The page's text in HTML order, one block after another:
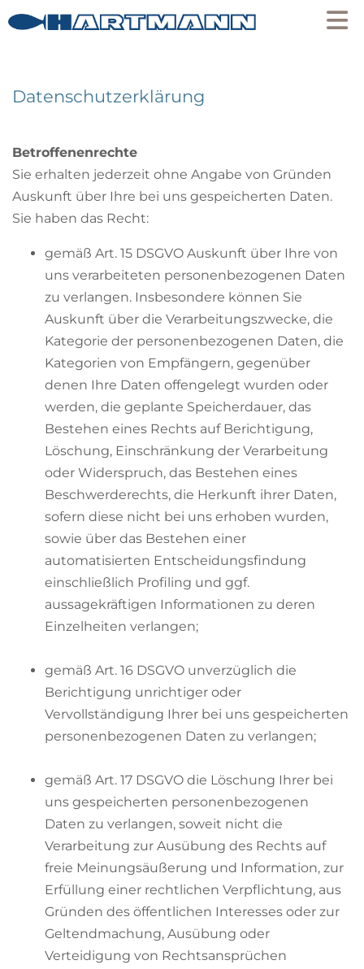
Datenschutzerklärung
Betroffenenrechte
Sie erhalten jederzeit ohne Angabe von Gründen
Auskunft über Ihre bei uns gespeicherten Daten.
Sie haben das Recht:
gemäß Art. 15 DSGVO Auskunft über Ihre von
uns verarbeiteten personenbezogenen Daten
zu verlangen. Insbesondere können Sie
Auskunft über die Verarbeitungszwecke, die
Kategorie der personenbezogenen Daten, die
Kategorien von Empfängern, gegenüber
denen Ihre Daten offengelegt wurden oder
werden, die geplante Speicherdauer, das
Bestehen eines Rechts auf Berichtigung,
Löschung, Einschränkung der Verarbeitung
oder Widerspruch, das Bestehen eines
Beschwerderechts, die Herkunft ihrer Daten,
sofern diese nicht bei uns erhoben wurden,
sowie über das Bestehen einer
automatisierten Entscheidungsfindung
einschließlich Profiling und ggf.
aussagekräftigen Informationen zu deren
Einzelheiten verlangen;
gemäß Art. 16 DSGVO unverzüglich die
Berichtigung unrichtiger oder
Vervollständigung Ihrer bei uns gespeicherten
personenbezogenen Daten zu verlangen;
gemäß Art. 17 DSGVO die Löschung Ihrer bei
uns gespeicherten personenbezogenen
Daten zu verlangen, soweit nicht die
Verarbeitung zur Ausübung des Rechts auf
freie Meinungsäußerung und Information, zur
Erfüllung einer rechtlichen Verpflichtung, aus
Gründen des öffentlichen Interesses oder zur
Geltendmachung, Ausübung oder
Verteidigung von Rechtsansprüchen